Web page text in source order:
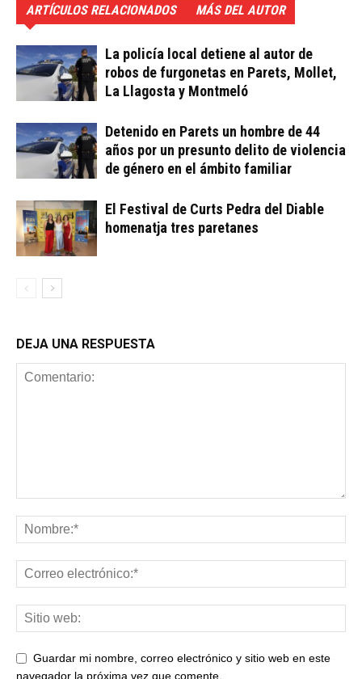
ARTÍCULOS RELACIONADOS MÁS DEL AUTOR
La policía local detiene al autor de
robos de furgonetas en Parets, Mollet,
La Llagosta y Montmeló
Detenido en Parets un hombre de 44
años por un presunto delito de violencia
de género en el ámbito familiar
El Festival de Curts Pedra del Diable
homenatja tres paretanes
DEJA UNA RESPUESTA
Guardar mi nombre, correo electrónico y sitio web en este
navegador la próxima vez que comente.